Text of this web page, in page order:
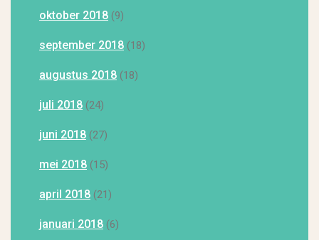
oktober 2018 (9)
september 2018 (18)
augustus 2018 (18)
juli 2018 (24)
juni 2018 (27)
mei 2018 (15)
april 2018 (21)
januari 2018 (6)